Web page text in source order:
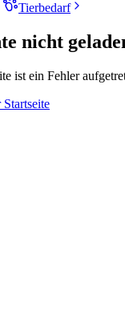
Tierbedarf
nicht
ist ein Fehler
Startseite